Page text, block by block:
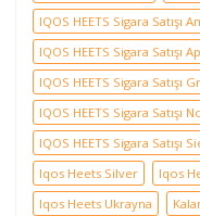
IQOS HEETS Sigara Satışı
IQOS HEETS Sigara Satışı
IQOS HEETS Sigara Satışı
IQOS HEETS Sigara Satışı
IQOS HEETS Sigara Satışı
Iqos Heets Silver
Iqos
Iqos Heets Ukrayna